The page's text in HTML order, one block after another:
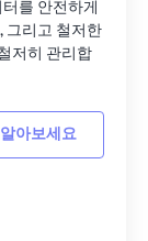
를 안전하게
그리고 철저한
저히 관리합
아보세요